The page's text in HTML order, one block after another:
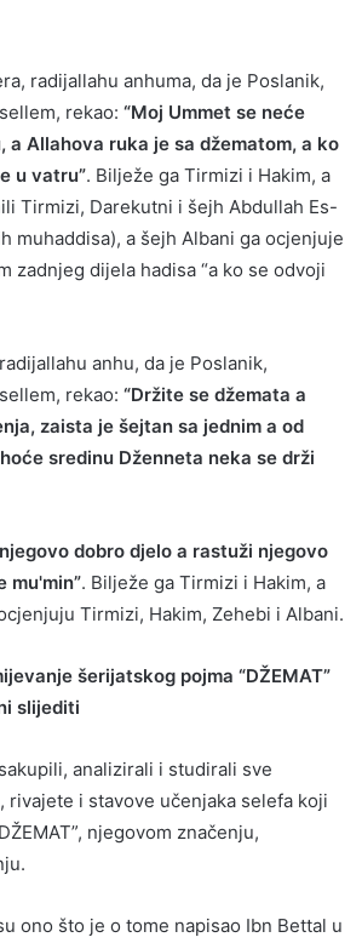
radijallahu anhuma, da je Poslanik,
rekao: “Moj Ummet se neće
a Allahova ruka je sa džematom, a ko
u vatru”. Bilježe ga Tirmizi i Hakim, a
Tirmizi, Darekutni i šejh Abdullah Es-
muhaddisa), a šejh Albani ga ocjenjuje
zadnjeg dijela hadisa “a ko se odvoji
anhu, da je Poslanik,
rekao: “Držite se džemata a
zaista je šejtan sa jednim a od
sredinu Dženneta neka se drži
dobro djelo a rastuži njegovo
mu'min”. Bilježe ga Tirmizi i Hakim, a
Tirmizi, Hakim, Zehebi i Albani.
šerijatskog pojma “DŽEMAT”
slijediti
analizirali i studirali sve
rivajete i stavove učenjaka selefa koji
njegovom značenju,
ono što je o tome napisao Ibn Bettal u